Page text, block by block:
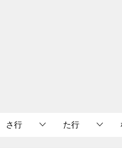
さ行 た行